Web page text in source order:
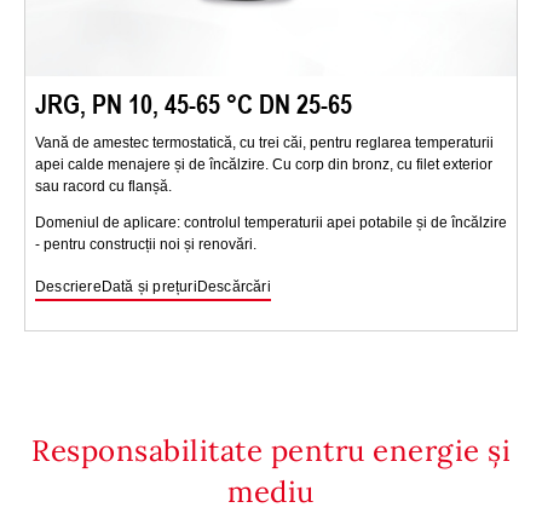
JRG, PN 10, 45-65 °C DN 25-65
Vană de amestec termostatică, cu trei căi, pentru reglarea temperaturii
apei calde menajere și de încălzire. Cu corp din bronz, cu filet exterior
sau racord cu flanșă.
Domeniul de aplicare: controlul temperaturii apei potabile și de încălzire
- pentru construcții noi și renovări.
DescriereDată și prețuriDescărcări
Responsabilitate pentru energie și
mediu